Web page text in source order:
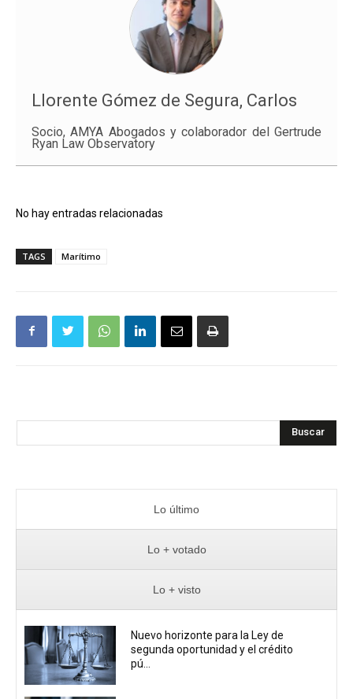
Llorente Gómez de Segura, Carlos
Socio, AMYA Abogados y colaborador del Gertrude
Ryan Law Observatory
No hay entradas relacionadas
TAGS Marítimo
Buscar
Lo último
Lo + votado
Lo + visto
Nuevo horizonte para la Ley de
segunda oportunidad y el crédito
pú...